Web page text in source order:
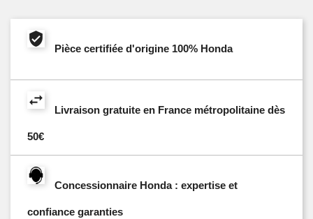
Pièce certifiée d'origine 100% Honda
Livraison gratuite en France métropolitaine dès
50€
Concessionnaire Honda : expertise et
confiance garanties